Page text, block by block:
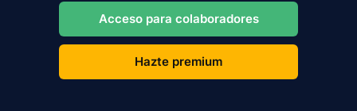
Acceso para colaboradores
Hazte premium